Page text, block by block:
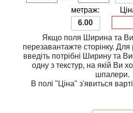
метраж:
6.00
Якщо поля Ширина та
перезавантажте сторінку. Для розрахунку вартості
введіть потрібні Ширинута
одну з текстур, на якій Ви хочете надрукувати
шпалери.
В полі"Ціна" з'явиться